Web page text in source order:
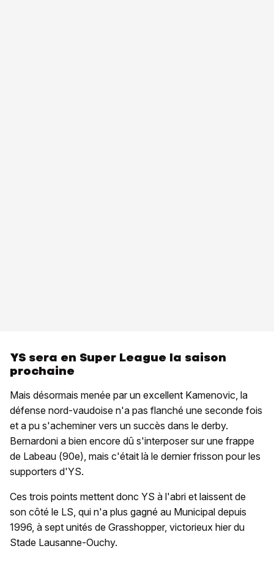
YS sera en Super League la saison
prochaine
Mais désormais menée par un excellent Kamenovic, la
défense nord-vaudoise n'a pas flanché une seconde fois
et a pu s'acheminer vers un succès dans le derby.
Bernardoni a bien encore dû s'interposer sur une frappe
de Labeau (90e), mais c'était là le dernier frisson pour les
supporters d'YS.
Ces trois points mettent donc YS à l'abri et laissent de
son côté le LS, qui n'a plus gagné au Municipal depuis
1996, à sept unités de Grasshopper, victorieux hier du
Stade Lausanne-Ouchy.